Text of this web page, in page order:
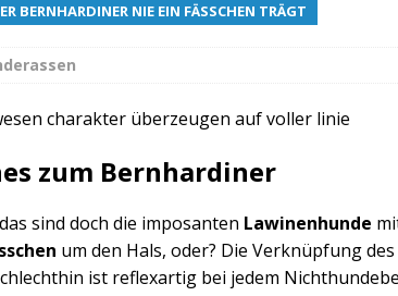
BERNHARDINER NIE EIN FÄSSCHEN TRÄGT
zum Bernhardiner
sind doch die imposanten Lawinenhunde
um den Hals, oder? Die Verknüpfung
ist reflexartig bei jedem